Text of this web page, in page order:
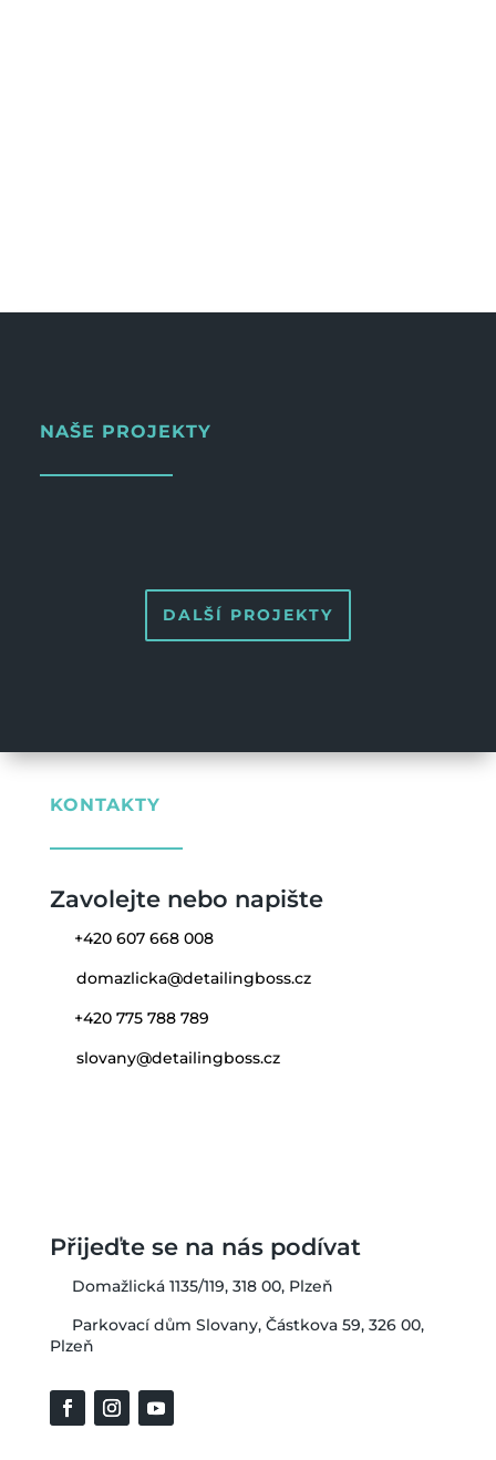
NAŠE PROJEKTY
DALŠÍ PROJEKTY
KONTAKTY
Zavolejte nebo napište
+420 607 668 008
domazlicka@detailingboss.cz
+420 775 788 789
slovany@detailingboss.cz
Přijeďte se na nás podívat
Domažlická 1135/119, 318 00, Plzeň
Parkovací dům Slovany, Částkova 59, 326 00,
Plzeň